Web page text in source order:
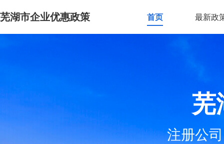
芜湖市企业优惠政策 首页 最新政
芜
注册公